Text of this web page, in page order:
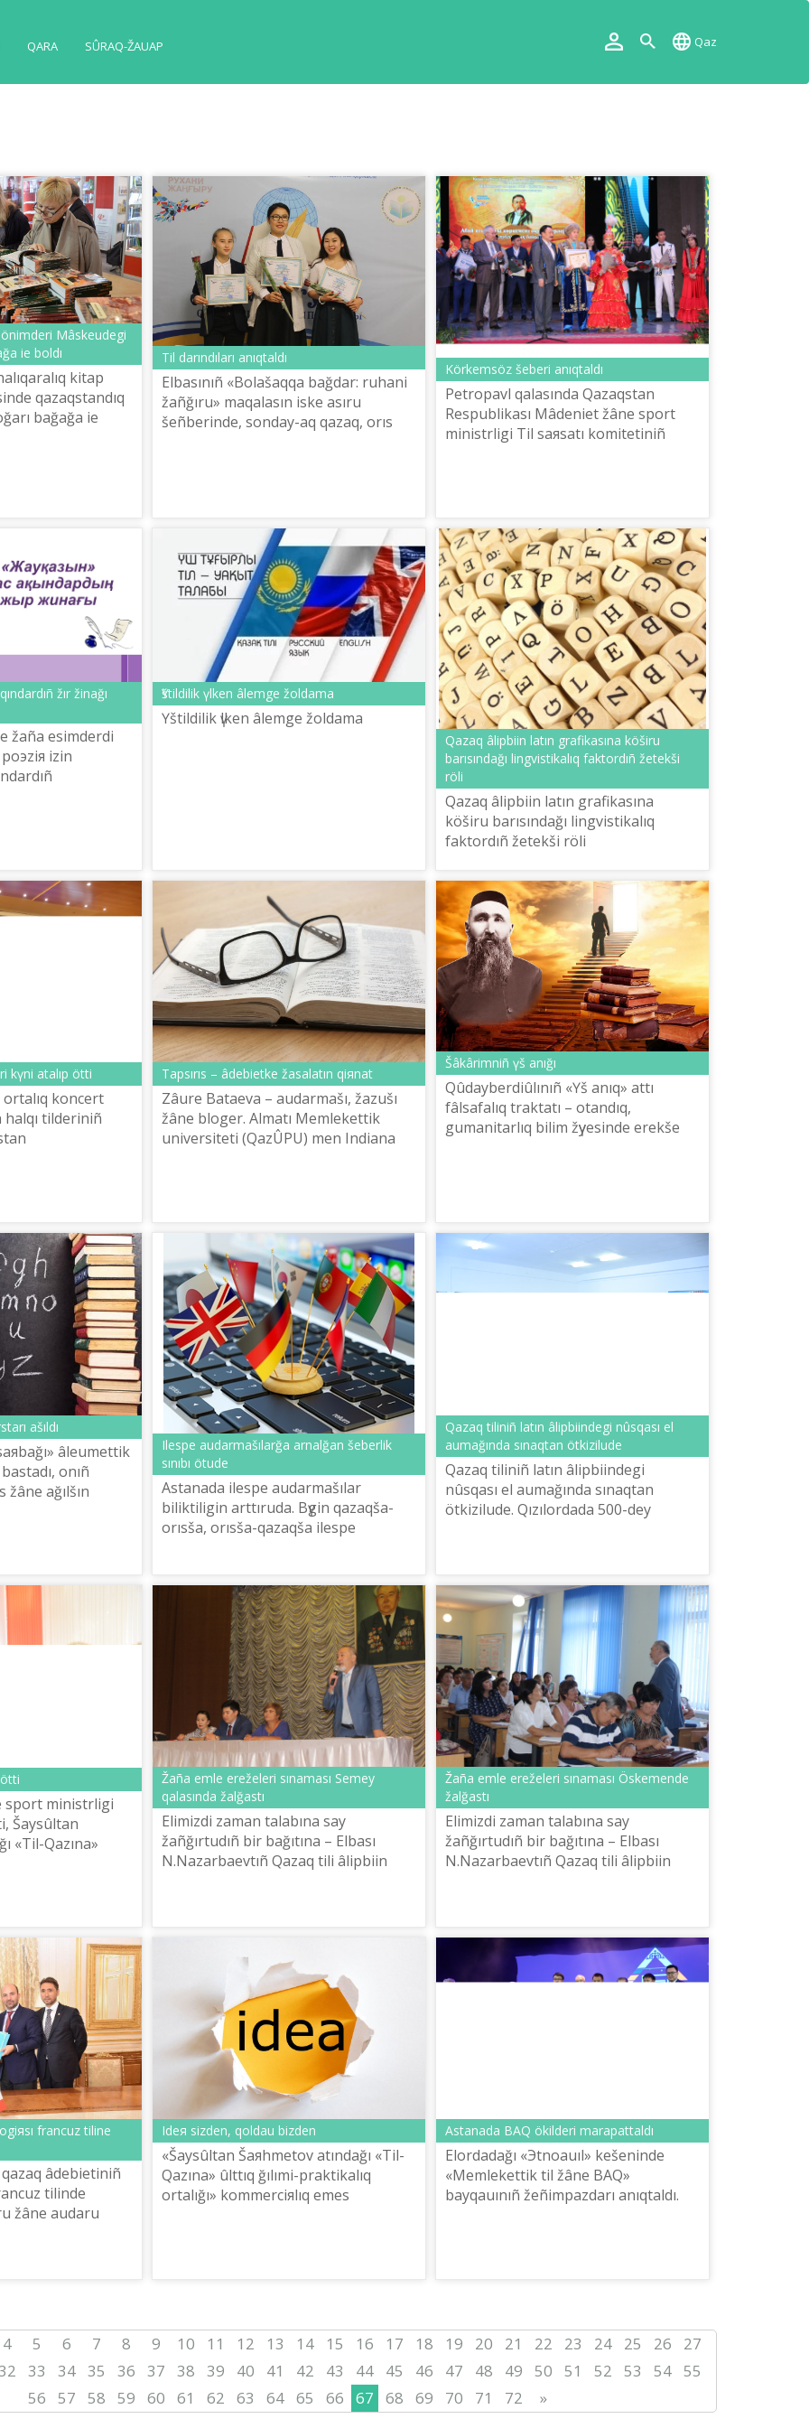
QARA SÛRAQ-ŽAUAP Qaz
Mâskeudegі
ie boldı
kіtap
qazaqstandıq
bağağa ie
Tіl darındıları anıqtaldı
Elbasınıñ «Bolašaqqa bağdar: ruhani
žañğıru» maqalasın іske asıru
šeñberіnde, sonday-aq qazaq, orıs
Körkemsöz šeberі anıqtaldı
Petropavl qalasında Qazaqstan
Respublikası Mâdeniet žâne sport
ministrlіgі Tіl saяsatı komitetіnіñ
žır žinağı
esіmderdі
іzіn
Үštіldіlіk үlken âlemge žoldama
Үštіldіlіk үlken âlemge žoldama
Qazaq âlіpbiіn latın grafikasına köšіru
barısındağı lingvistikalıq faktordıñ žetekšі
rölі
Qazaq âlіpbiіn latın grafikasına
köšіru barısındağı lingvistikalıq
faktordıñ žetekšі rölі
kүnі atalıp öttі
ortalıq koncert
tіlderіnіñ
Tapsırıs – âdebietke žasalatın qiяnat
Zâure Bataeva – audarmašı, žazušı
žâne bloger. Almatı Memlekettіk
universitetі (QazÛPU) men Indiana
Šâkârіmnіñ үš anığı
Qûdayberdіûlınıñ «Үš anıq» attı
fâlsafalıq traktatı – otandıq,
gumanitarlıq bіlіm žүyesіnde erekše
ašıldı
âleumettіk
onıñ
žâne ağılšın
Іlespe audarmašılarğa arnalğan šeberlіk
sınıbı ötude
Astanada іlespe audarmašılar
bіlіktіlіgіn arttıruda. Bүgіn qazaqša-
orısša, orısša-qazaqša іlespe
Respublikası Mâ...
Qazaq tіlіnіñ latın âlіpbiіndegі nûsqası el
aumağında sınaqtan ötkіzіlude
Qazaq tіlіnіñ latın âlіpbiіndegі
nûsqası el aumağında sınaqtan
ötkіzіlude. Qızılordada 500-dey
ministrlіgі
Šaysûltan
«Tіl-Qazına»
Žaña emle ereželerі sınaması Semey
qalasında žalğastı
Elіmіzdі zaman talabına say
žañğırtudıñ bіr bağıtına – Elbası
N.Nazarbaevtıñ Qazaq tіlі âlіpbiіn
Žaña emle ereželerі sınaması Öskemende
žalğastı
Elіmіzdі zaman talabına say
žañğırtudıñ bіr bağıtına – Elbası
N.Nazarbaevtıñ Qazaq tіlі âlіpbiіn
francuz tіlіne
âdebietіnіñ
tіlіnde
žâne audaru
Ideя sіzden, qoldau bіzden
«Šaysûltan Šaяhmetov atındağı «Tіl-
Qazına» ûlttıq ğılımi-praktikalıq
ortalığı» kommerciяlıq emes
Astanada BAQ ökіlderі marapattaldı
Elordadağı «Эtnoauıl» kešenіnde
«Memlekettіk tіl žâne BAQ»
bayqauınıñ žeñіmpazdarı anıqtaldı.
4 5 6 7 8 9 10 11 12 13 14 15 16 17 18 19 20 21 22 23 24 25 26
27
33 34 35 36 37 38 39 40 41 42 43 44 45 46 47 48 49 50 51 52 53 54 55
56
57 58 59 60 61 62 63 64 65 66 67 68 69 70 71 72 »